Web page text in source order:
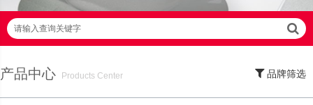
请输入查询关键字
产品中心
Products Center
品牌筛选